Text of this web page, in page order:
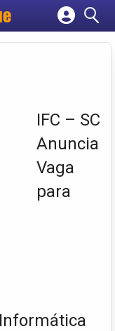
IFC – SC
Anuncia
Vaga
para